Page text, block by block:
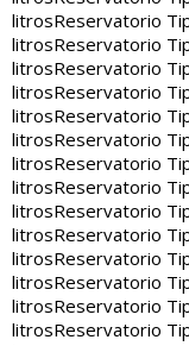
litrosReservatorio
litrosReservatorio
litrosReservatorio
litrosReservatorio
litrosReservatorio
litrosReservatorio
litrosReservatorio
litrosReservatorio
litrosReservatorio
litrosReservatorio
litrosReservatorio
litrosReservatorio
litrosReservatorio
litrosReservatorio